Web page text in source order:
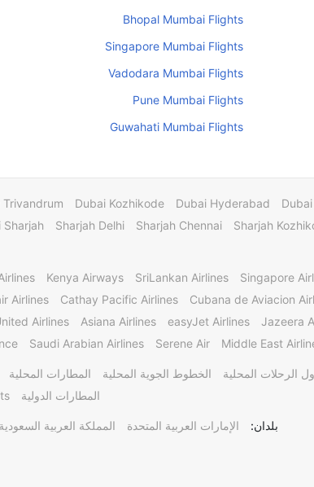
Bhopal Mumbai Flights
Singapore Mumbai Flights
Vadodara Mumbai Flights
Pune Mumbai Flights
Guwahati Mumbai Flights
Dubai Hyderabad
Dubai Kozhikode
Trivandrum
Sharjah
Sharjah Chennai
Sharjah Delhi
Sharjah
Singapore
SriLankan Airlines
Kenya Airways
Cubana de Aviacion
Cathay Pacific Airlines
Airlines
Jazeera
easyJet Airlines
Asiana Airlines
Airlines
Middle East
Serene Air
Saudi Arabian Airlines
الرحلات المحلية الخطوط الجوية المحلية المطارات المحلية
المطارات الدولية
بلدان: الإمارات العربية المتحدة المملكة العربية السعودية